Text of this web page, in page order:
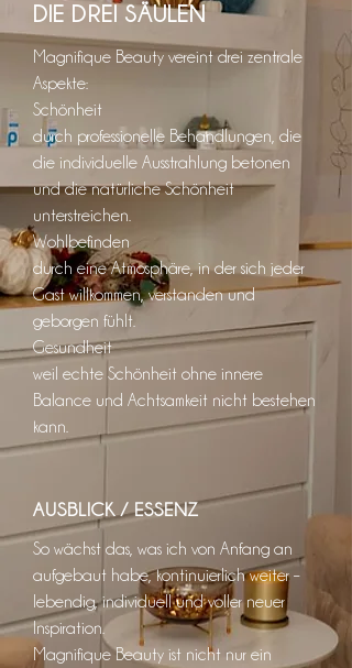
DIE DREI SÄULEN
Magnifique Beauty vereint drei zentrale
Aspekte:
Schönheit
durch professionelle Behandlungen, die
die individuelle Ausstrahlung betonen
und die natürliche Schönheit
unterstreichen.
Wohlbefinden
durch eine Atmosphäre, in der sich jeder
Gast willkommen, verstanden und
geborgen fühlt.
Gesundheit
weil echte Schönheit ohne innere
Balance und Achtsamkeit nicht bestehen
kann.
AUSBLICK / ESSENZ
So wächst das, was ich von Anfang an
aufgebaut habe, kontinuierlich weiter –
lebendig, individuell und voller neuer
Inspiration.
Magnifique Beauty ist nicht nur ein